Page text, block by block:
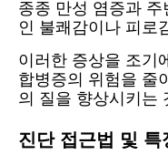
종종 만성 염증과
인 불쾌감이나 피로
이러한 증상을 조기
합병증의 위험을 줄
의 질을 향상시키는
진단 접근법 및 특